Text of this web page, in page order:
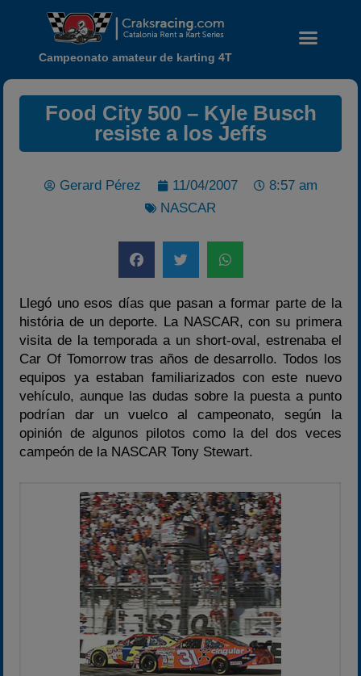
Noticias
Calendario
Carreras finalizadas
Campeonato
2020-2021
2022
2023
2024
Estadísticas
Preguntas Frecuentes
Campeonato amateur de karting 4T
Food City 500 – Kyle Busch
resiste a los Jeffs
Gerard Pérez 11/04/2007
8:57 am
NASCAR
Llegó uno esos días que pasan a formar parte de la
história de un deporte. La NASCAR, con su primera
visita de la temporada a un short-oval, estrenaba el
Car Of Tomorrow tras años de desarrollo. Todos los
equipos ya estaban familiarizados con este nuevo
vehículo, aunque las dudas sobre la puesta a punto
podrían dar un vuelco al campeonato, según la
opinión de algunos pilotos como la del dos veces
campeón de la NASCAR Tony Stewart.